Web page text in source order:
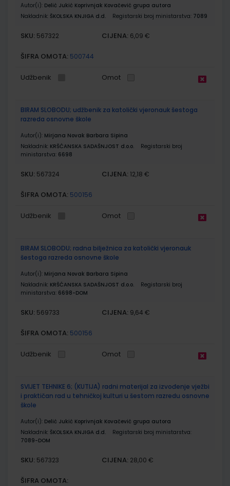
Autor(i): Delić Jukić Koprivnjak Kovačević grupa autora
Nakladnik: ŠKOLSKA KNJIGA d.d. Registarski broj ministarstva: 7089
SKU: 567322 CIJENA: 6,09 €
ŠIFRA OMOTA: 500744
Udžbenik Omot
BIRAM SLOBODU; udžbenik za katolički vjeronauk šestoga
razreda osnovne škole
Autor(i): Mirjana Novak Barbara Sipina
Nakladnik: KRŠĆANSKA SADAŠNJOST d.o.o.
Registarski broj
ministarstva: 6698
SKU: 567324 CIJENA: 12,18 €
ŠIFRA OMOTA: 500156
Udžbenik Omot
BIRAM SLOBODU; radna bilježnica za katolički vjeronauk
šestoga razreda osnovne škole
Autor(i): Mirjana Novak Barbara Sipina
Nakladnik: KRŠĆANSKA SADAŠNJOST d.o.o.
Registarski broj
ministarstva: 6698-DOM
SKU: 569733 CIJENA: 9,64 €
ŠIFRA OMOTA: 500156
Udžbenik Omot
SVIJET TEHNIKE 6; (KUTIJA) radni materijal za izvođenje vježbi
i praktičan rad u tehničkoj kulturi u šestom razredu osnovne
škole
Autor(i): Delić Jukić Koprivnjak Kovačević grupa autora
Nakladnik: ŠKOLSKA KNJIGA d.d.
Registarski broj ministarstva:
7089-DOM
SKU: 567323 CIJENA: 28,00 €
ŠIFRA OMOTA: